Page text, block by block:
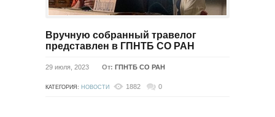
Вручную собранный травелог
представлен в ГПНТБ СО РАН
29 июля, 2023 От: ГПНТБ СО РАН
КАТЕГОРИЯ: НОВОСТИ 1882 0